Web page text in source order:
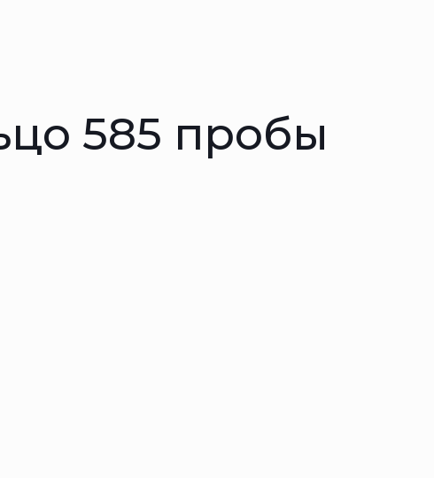
585 пробы